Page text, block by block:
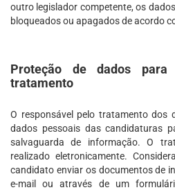
outro legislador competente, os
bloqueados ou apagados de acordo
Proteção de dados
tratamento
O responsável pelo tratamento dos
dados pessoais das candidaturas
salvaguarda de informação. O
realizado eletronicamente.
candidato enviar os documentos de
e-mail ou através de um